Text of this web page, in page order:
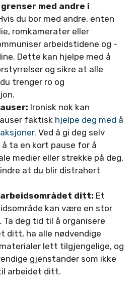
med andre i
du bor med andre, enten
romkamerater eller
arbeidstidene og -
Dette kan hjelpe med å
og sikre at alle
trenger ro og
Ironisk nok kan
faktisk hjelpe deg med å
Ved å gi deg selv
ta en kort pause for å
medier eller strekke på deg,
at du blir distrahert
ditt: Et
kan være en stor
Ta deg tid til å organisere
ditt, ha alle nødvendige
lett tilgjengelige, og
gjenstander som ikke
arbeidet ditt.